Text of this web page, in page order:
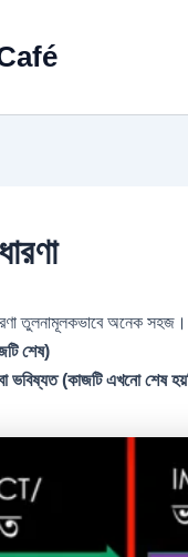
তুলনামূলকভাবে অনেক
শেষ)
ভবিষ্যত (কাজটি এখনো শেষ